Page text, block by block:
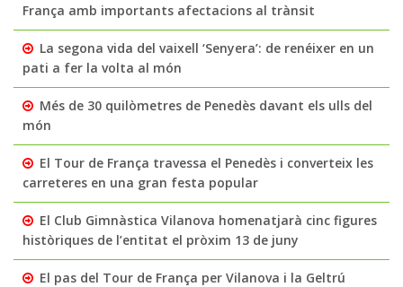
França amb importants afectacions al trànsit
La segona vida del vaixell ‘Senyera’: de renéixer en un
pati a fer la volta al món
Més de 30 quilòmetres de Penedès davant els ulls del
món
El Tour de França travessa el Penedès i converteix les
carreteres en una gran festa popular
El Club Gimnàstica Vilanova homenatjarà cinc figures
històriques de l’entitat el pròxim 13 de juny
El pas del Tour de França per Vilanova i la Geltrú